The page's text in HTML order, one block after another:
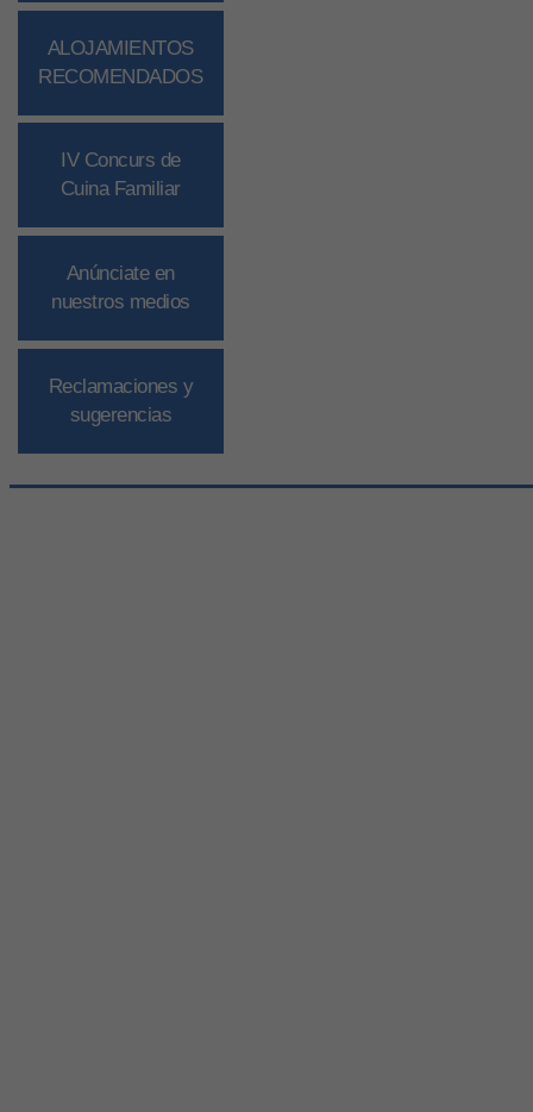
ALOJAMIENTOS
RECOMENDADOS
IV Concurs de
Cuina Familiar
Anúnciate en
nuestros medios
Reclamaciones y
sugerencias